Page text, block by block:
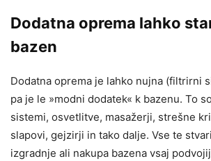
Dodatna oprema lahko
bazen
Dodatna oprema je lahko nujna (filtrirni
pa je le »modni dodatek« k bazenu. To
sistemi, osvetlitve, masažerji, strešne
slapovi, gejzirji in tako dalje. Vse te
izgradnje ali nakupa bazena vsaj